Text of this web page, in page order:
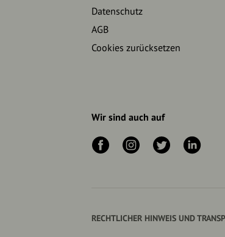
Datenschutz
AGB
Cookies zurücksetzen
Wir sind auch auf
RECHTLICHER HINWEIS UND